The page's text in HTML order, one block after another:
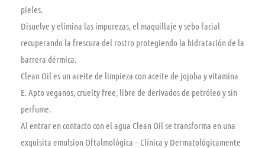
pieles.
Disuelve y elimina las impurezas, el maquillaje y sebo facial
recuperando la frescura del rostro protegiendo la hidratación de la
barrera dérmica.
Clean Oil es un aceite de limpieza con aceite de jojoba y vitamina
E. Apto veganos, cruelty free, libre de derivados de petróleo y sin
perfume.
Al entrar en contacto con el agua Clean Oil se transforma en una
exquisita emulsion Oftalmológica – Clínica y Dermatológicamente